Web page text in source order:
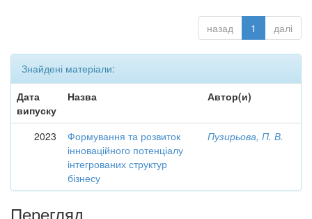
назад 1 далі
Знайдені матеріали:
Дата
випуску
Назва Автор(и)
2023
Формування та розвиток
інноваційного потенціалу
інтегрованих структур
бізнесу
Пузирьова, П. В.
Перегляд